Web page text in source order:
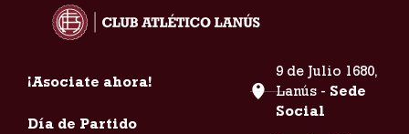
¡Asociate ahora!
Día de Partido
9 de Julio 1680,
Lanús - Sede
Social